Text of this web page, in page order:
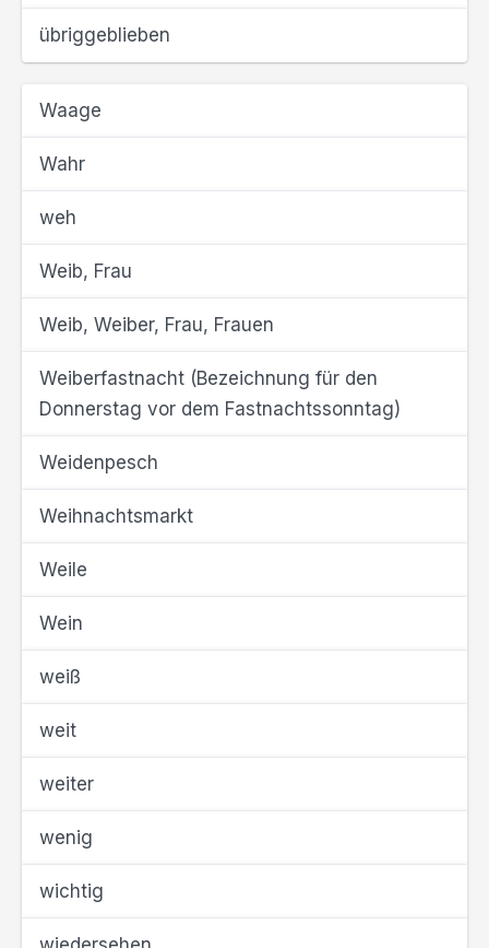
übriggeblieben
Waage
Wahr
weh
Weib, Frau
Weib, Weiber, Frau, Frauen
Weiberfastnacht (Bezeichnung für den
Donnerstag vor dem Fastnachtssonntag)
Weidenpesch
Weihnachtsmarkt
Weile
Wein
weiß
weit
weiter
wenig
wichtig